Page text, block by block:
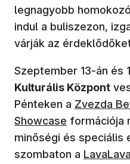
legnagyobb
indul a buliszezon,
várják az
Szeptember 13-án és
Kulturális Központ
Pénteken a Zvezda
Showcase formációja
minőségi és speciális
szombaton a LavaLava